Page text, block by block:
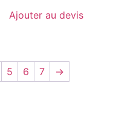
Ajouter au devis
5 6 7 →